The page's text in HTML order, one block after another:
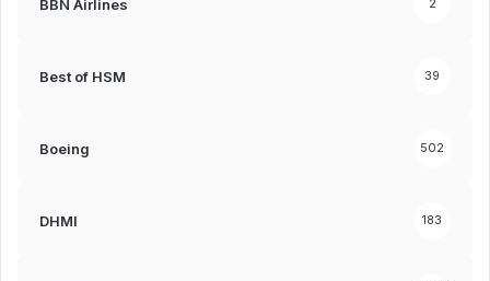
BBN Airlines 2
Best of HSM 39
Boeing 502
DHMI 183